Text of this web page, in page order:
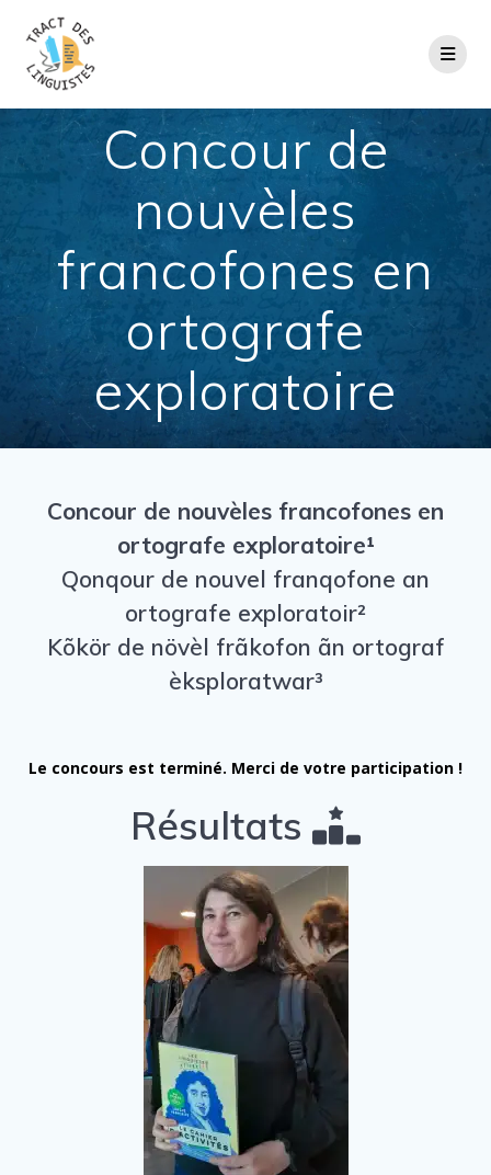
Concour de
nouvèles
francofones en
ortografe
exploratoire
Concour de nouvèles francofones en
ortografe exploratoire¹
Qonqour de nouvel franqofone an
ortografe exploratoir²
Kõkör de növèl frãkofon ãn ortograf
èksploratwar³
Le concours est terminé. Merci de votre participation !
Résultats